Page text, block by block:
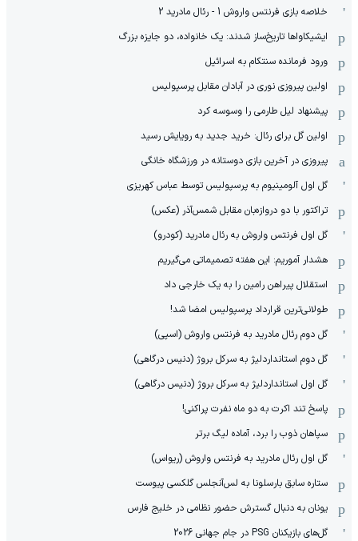
خلاصه بازی فرنتس واروش 1 - رئال مادرید 2
ایشیکاوا‌ها تاریخ‌ساز شدند: یک خانواده، دو جایزه بزرگ
ورود فرمانده سنتکام به اسرائیل
اولین پیروزی نوری در آبادان مقابل پرسپولیس
پیشنهاد لیل طارمی را وسوسه کرد
اولین گل برای رئال: خرید جدید به رویایش رسید
پیروزی در آخرین بازی دوستانه در ورزشگاه خانگی
گل اول آلومینیوم به پرسپولیس توسط عباس کهریزی
تراکتور با دو دروازه‌بان مقابل شمس‌آذر (عکس)
گل اول فرنتس واروش به رئال مادرید (کودرو)
هشدار آموریم: این هفته تصمیماتی می‌گیریم
استقلال پیراهن رامین را به یک خارجی داد
طولانی‌ترین قرارداد پرسپولیس امضا شد!
گل دوم رئال مادرید به فرنتس واروش (اسپی)
گل دوم استانداردلیژ به سرکل بروژ (دنیس درگاهی)
گل اول استانداردلیژ به سرکل بروژ (دنیس درگاهی)
پاسخ تند اکرت به دو ماه نفرت پراکنی!
سپاهان ذوب را برد، آماده لیگ برتر
گل اول رئال مادرید به فرنتس واروش (ریواس)
ستاره سابق بارسلونا به لس‌آنجلس گلکسی پیوست
یونان به دنبال گسترش حضور نظامی در خلیج فارس
گل‌های بازیکنان PSG در جام جهانی 2026